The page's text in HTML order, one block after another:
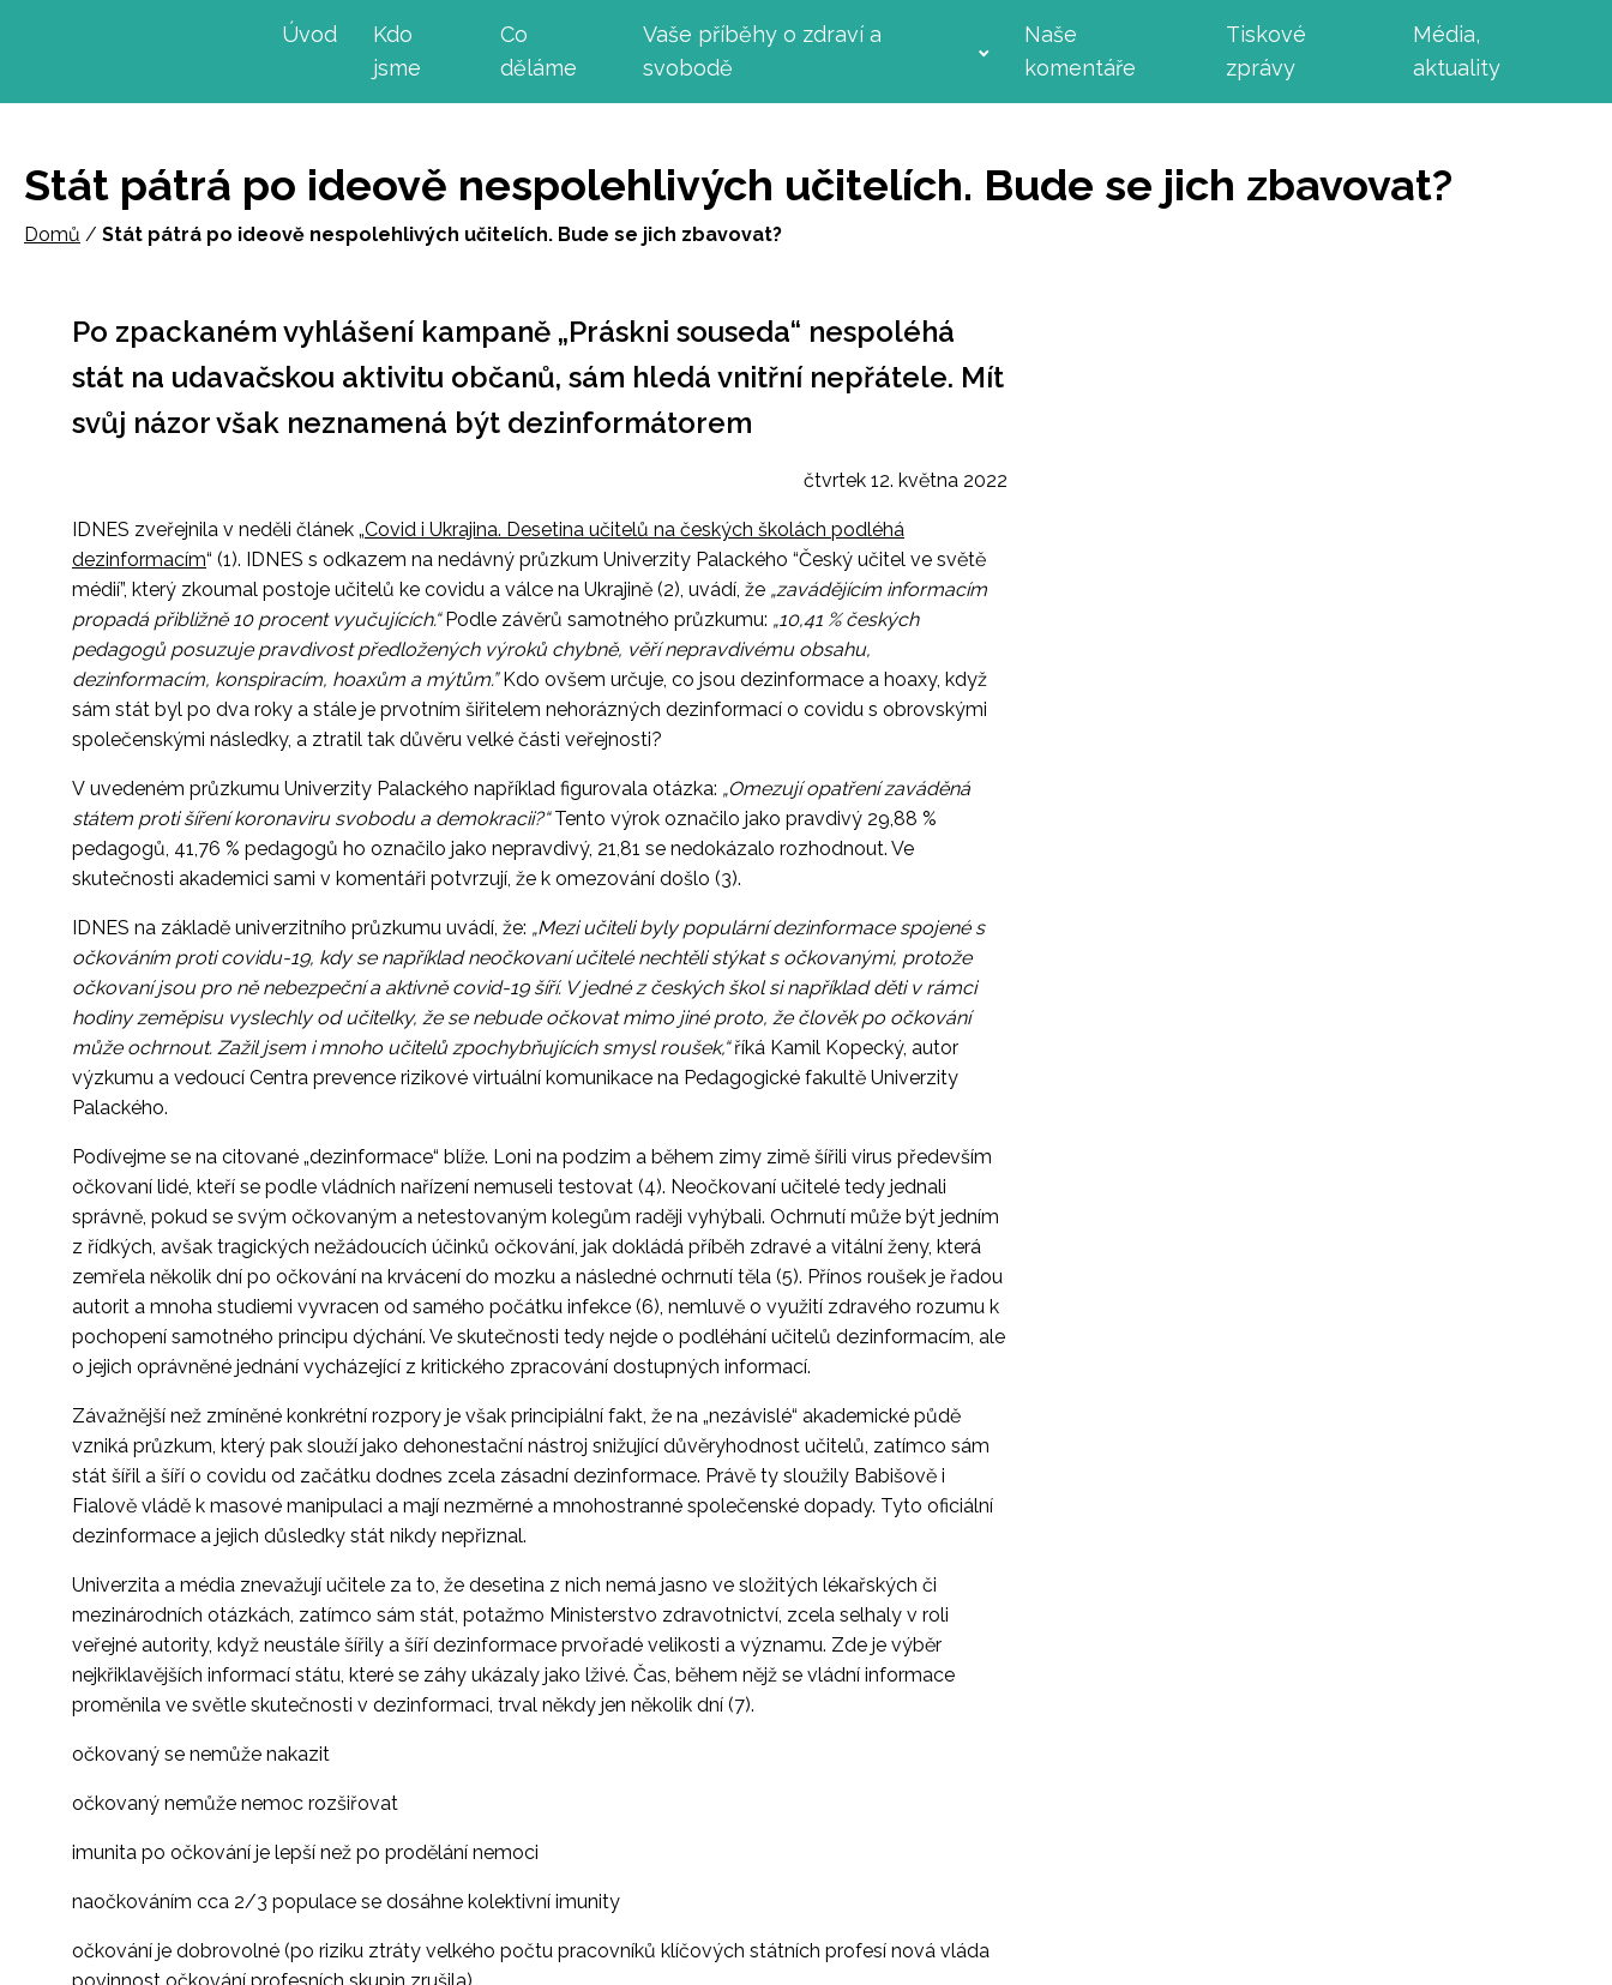
Úvod
Kdo
jsme
Co
děláme
Vaše příběhy o zdraví a
svobodě
Naše
komentáře
Tiskové
zprávy
Média,
aktuality
Stát pátrá po ideově nespolehlivých učitelích. Bude se jich zbavovat?
Domů / Stát pátrá po ideově nespolehlivých učitelích. Bude se jich zbavovat?
Po zpackaném vyhlášení kampaně „Práskni souseda“ nespoléhá
stát na udavačskou aktivitu občanů, sám hledá vnitřní nepřátele. Mít
svůj názor však neznamená být dezinformátorem
čtvrtek 12. května 2022
IDNES zveřejnila v neděli článek „Covid i Ukrajina. Desetina učitelů na českých školách podléhá
dezinformacím“ (1). IDNES s odkazem na nedávný průzkum Univerzity Palackého “Český učitel ve světě
médií”, který zkoumal postoje učitelů ke covidu a válce na Ukrajině (2), uvádí, že „zavádějícím informacím
propadá přibližně 10 procent vyučujících.“Podle závěrů samotného průzkumu: „10,41 % českých
pedagogů posuzuje pravdivost předložených výroků chybně, věří nepravdivému obsahu,
dezinformacím, konspiracím, hoaxům a mýtům.”Kdo ovšem určuje, co jsou dezinformace a hoaxy, když
sám stát byl po dva roky a stále je prvotním šiřitelem nehorázných dezinformací o covidu s obrovskými
společenskými následky, a ztratil tak důvěru velké části veřejnosti?
V uvedeném průzkumu Univerzity Palackého například figurovala otázka: „Omezují opatření zaváděná
státem proti šíření koronaviru svobodu a demokracii?“Tento výrok označilo jako pravdivý 29,88 %
pedagogů, 41,76 % pedagogů ho označilo jako nepravdivý, 21,81 se nedokázalo rozhodnout. Ve
skutečnosti akademici sami v komentáři potvrzují, že k omezování došlo (3).
IDNES na základě univerzitního průzkumu uvádí, že: „Mezi učiteli byly populární dezinformace spojené s
očkováním proti covidu-19, kdy se například neočkovaní učitelé nechtěli stýkat s očkovanými, protože
očkovaní jsou pro ně nebezpeční a aktivně covid-19 šíří. V jedné z českých škol si například děti v rámci
hodiny zeměpisu vyslechly od učitelky, že se nebude očkovat mimo jiné proto, že člověk po očkování
může ochrnout. Zažil jsem i mnoho učitelů zpochybňujících smysl roušek,“říká Kamil Kopecký, autor
výzkumu a vedoucí Centra prevence rizikové virtuální komunikace na Pedagogické fakultě Univerzity
Palackého.
Podívejme se na citované „dezinformace“ blíže. Loni na podzim a během zimy zimě šířili virus především
očkovaní lidé, kteří se podle vládních nařízení nemuseli testovat (4). Neočkovaní učitelé tedy jednali
správně, pokud se svým očkovaným a netestovaným kolegům raději vyhýbali. Ochrnutí může být jedním
z řídkých, avšak tragických nežádoucích účinků očkování, jak dokládá příběh zdravé a vitální ženy, která
zemřela několik dní po očkování na krvácení do mozku a následné ochrnutí těla (5). Přínos roušek je řadou
autorit a mnoha studiemi vyvracen od samého počátku infekce (6), nemluvě o využití zdravého rozumu k
pochopení samotného principu dýchání. Ve skutečnosti tedy nejde o podléhání učitelů dezinformacím, ale
o jejich oprávněné jednání vycházející z kritického zpracování dostupných informací.
Závažnější než zmíněné konkrétní rozpory je však principiální fakt, že na „nezávislé“ akademické půdě
vzniká průzkum, který pak slouží jako dehonestační nástroj snižující důvěryhodnost učitelů, zatímco sám
stát šířil a šíří o covidu od začátku dodnes zcela zásadní dezinformace. Právě ty sloužily Babišově i
Fialově vládě k masové manipulaci a mají nezměrné a mnohostranné společenské dopady. Tyto oficiální
dezinformace a jejich důsledky stát nikdy nepřiznal.
Univerzita a média znevažují učitele za to, že desetina z nich nemá jasno ve složitých lékařských či
mezinárodních otázkách, zatímco sám stát, potažmo Ministerstvo zdravotnictví, zcela selhaly v roli
veřejné autority, když neustále šířily a šíří dezinformace prvořadé velikosti a významu. Zde je výběr
nejkřiklavějších informací státu, které se záhy ukázaly jako lživé. Čas, během nějž se vládní informace
proměnila ve světle skutečnosti v dezinformaci, trval někdy jen několik dní (7).
očkovaný se nemůže nakazit
očkovaný nemůže nemoc rozšiřovat
imunita po očkování je lepší než po prodělání nemoci
naočkováním cca 2/3 populace se dosáhne kolektivní imunity
očkování je dobrovolné (po riziku ztráty velkého počtu pracovníků klíčových státních profesí nová vláda